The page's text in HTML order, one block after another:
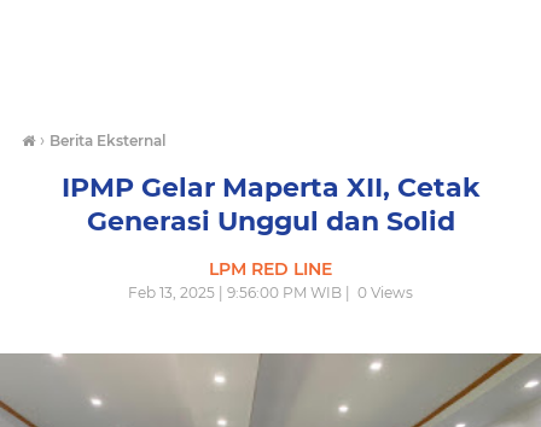
› Berita Eksternal
IPMP Gelar Maperta XII, Cetak
Generasi Unggul dan Solid
LPM RED LINE
Feb 13, 2025 | 9:56:00 PM WIB | 0 Views